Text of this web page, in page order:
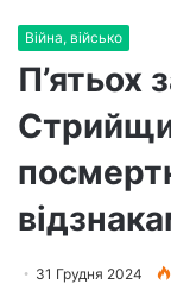
Війна, військо
П’ятьох
31 Грудня 2024